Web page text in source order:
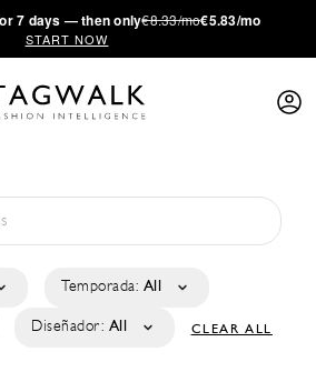
7 days — then only€8.33/mo€5.83/mo
START NOW
Temporada: All
Diseñador: All CLEAR ALL